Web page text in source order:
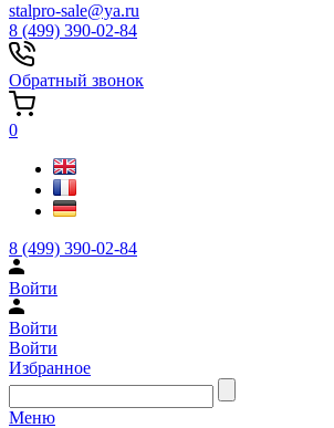
stalpro-sale@ya.ru
8 (499) 390-02-84
Обратный звонок
0
8 (499) 390-02-84
Войти
Войти
Войти
Избранное
Меню